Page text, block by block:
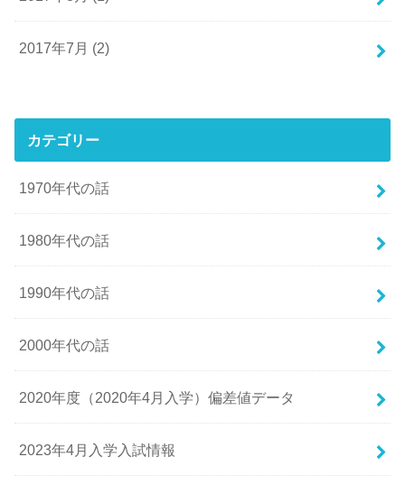
2017年7月 (2)
カテゴリー
1970年代の話
1980年代の話
1990年代の話
2000年代の話
2020年度（2020年4月入学）偏差値データ
2023年4月入学入試情報